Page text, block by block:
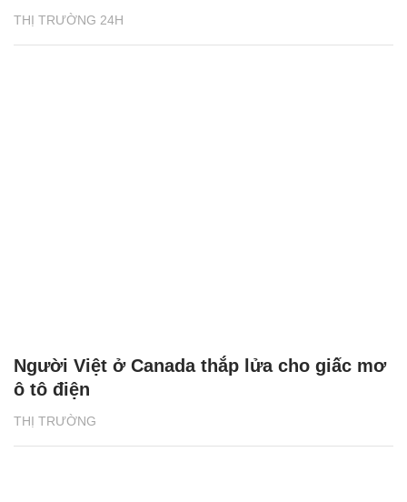
THỊ TRƯỜNG 24H
THỊ TRƯỜNG
Người Việt ở Canada thắp lửa cho giấc mơ
ô tô điện